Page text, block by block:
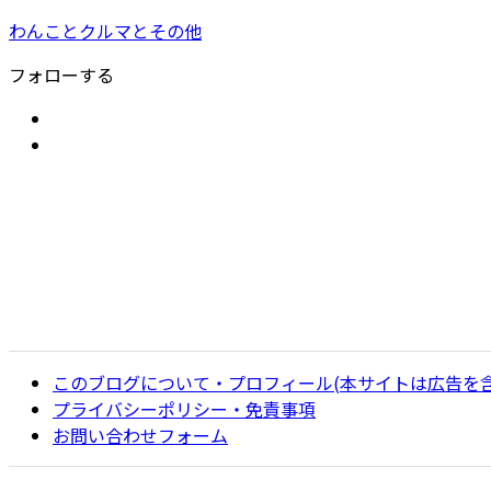
わんことクルマとその他
フォローする
このブログについて・プロフィール(本サイトは広告を
プライバシーポリシー・免責事項
お問い合わせフォーム